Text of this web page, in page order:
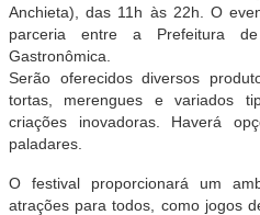
Anchieta), das 11h às 22h. O
parceria entre a Prefeitura
Gastronômica.
Serão oferecidos diversos
tortas, merengues e variados
criações inovadoras. Haverá
paladares.
O festival proporcionará um
atrações para todos, como jogos